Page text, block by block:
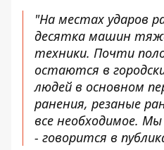
"На местах ударов
десятка машин
техники. Почти
остаются в
людей в основном
ранения, резаные
все необходимое.
- говорится в